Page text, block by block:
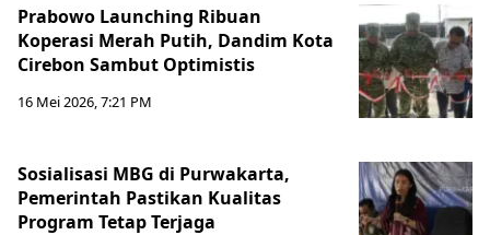
Prabowo Launching Ribuan
Koperasi Merah Putih, Dandim Kota
Cirebon Sambut Optimistis
16 Mei 2026, 7:21 PM
Sosialisasi MBG di Purwakarta,
Pemerintah Pastikan Kualitas
Program Tetap Terjaga